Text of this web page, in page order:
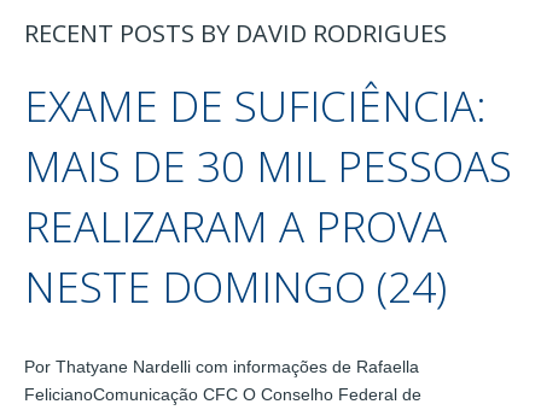
RECENT POSTS BY DAVID RODRIGUES
EXAME DE SUFICIÊNCIA:
MAIS DE 30 MIL PESSOAS
REALIZARAM A PROVA
NESTE DOMINGO (24)
Por Thatyane Nardelli com informações de Rafaella
FelicianoComunicação CFC O Conselho Federal de